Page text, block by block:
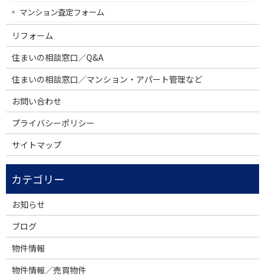
マンション査定フォーム
リフォーム
住まいの相談窓口／Q&A
住まいの相談窓口／マンション・アパート管理など
お問い合わせ
プライバシーポリシー
サイトマップ
お知らせ
ブログ
物件情報
物件情報／売買物件